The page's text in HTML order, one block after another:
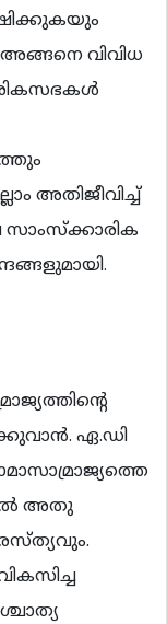
വിവിധ
അതിജീവിച്ച്
സാംസ്ക്കാരിക
ഏ.ഡി
ല്‍ അതു